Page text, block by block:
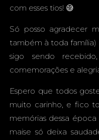
com esses tios! 😅
Só posso agradecer
também à toda família)
sigo sendo
comemorações e
Espero que todos
muito carinho, e fico
memórias dessa
maise só deixa